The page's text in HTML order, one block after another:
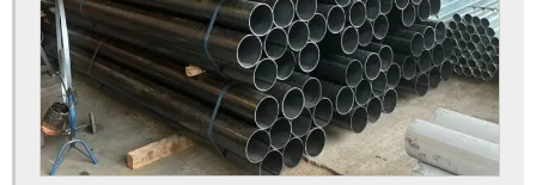
Tubo nbr 5580 galvanizado
Tubo preto aço carbono
Tubo preto nbr 5580
Tubos galvanizado para incêndio